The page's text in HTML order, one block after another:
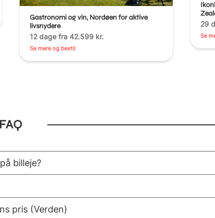
Gastronomi og vin, Nordøen for aktive
livsnydere
12 dage fra 42.599 kr.
Se mere og bestil
29
Se
FAQ
billeje?
pris (Verden)